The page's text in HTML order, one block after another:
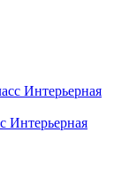
Интерьерная